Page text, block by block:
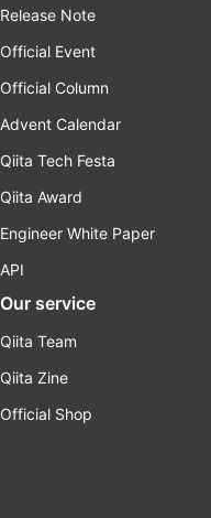
Release Note
Official Event
Official Column
Advent Calendar
Qiita Tech Festa
Qiita Award
Engineer White Paper
API
Our service
Qiita Team
Qiita Zine
Official Shop